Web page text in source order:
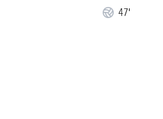
47'